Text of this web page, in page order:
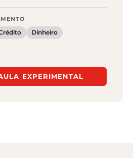
Dinheiro
EXPERIMENTAL